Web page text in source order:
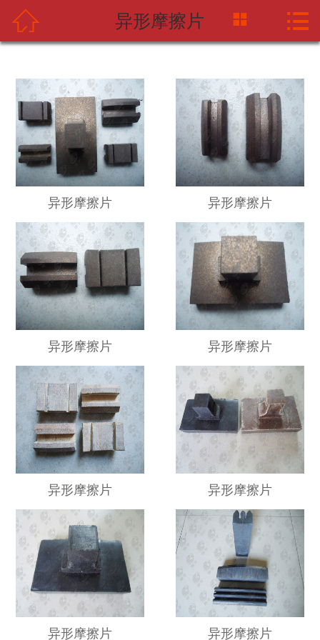
网站首页
新闻资讯
产品中心
应用案例
海天企业
联系我们
 异形摩擦片  
异形摩擦片 异形摩擦片
异形摩擦片 异形摩擦片
异形摩擦片 异形摩擦片
异形摩擦片 异形摩擦片